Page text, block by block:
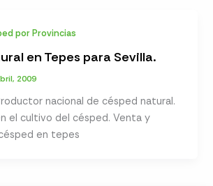
por Provincias
en Tepes para Sevilla.
2009
nacional de césped natural.
el cultivo del césped. Venta y
en tepes